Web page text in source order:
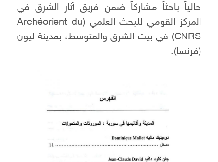
حالياً باحثاً مشاركاً ضمن فريق آثار الشرق في
المركز القومي للبحث العلمي (Archéorient du
CNRS) في بيت الشرق والمتوسط، بمدينة ليون
(فرنسا).